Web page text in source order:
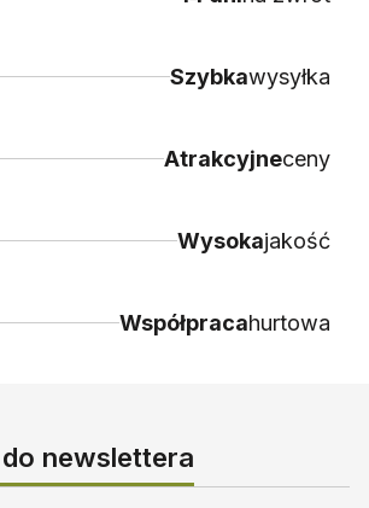
Szybkawysyłka
Atrakcyjneceny
Wysokajakość
Współpracahurtowa
newslettera